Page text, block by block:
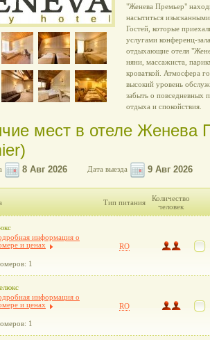
"Женева Премьер"
насытиться
Гостей, которые
услугами конференц-
отдыхающие отеля
няни, массажиста,
кроваткой. Атмосфера
высокий уровень
забыть о повседневных
отдыха и спокойствия.
мест в отеле Женева
Дата выезда
Тип питания
Количество
человек
информация о
и ценах
1
RO
информация о
и ценах
1
RO